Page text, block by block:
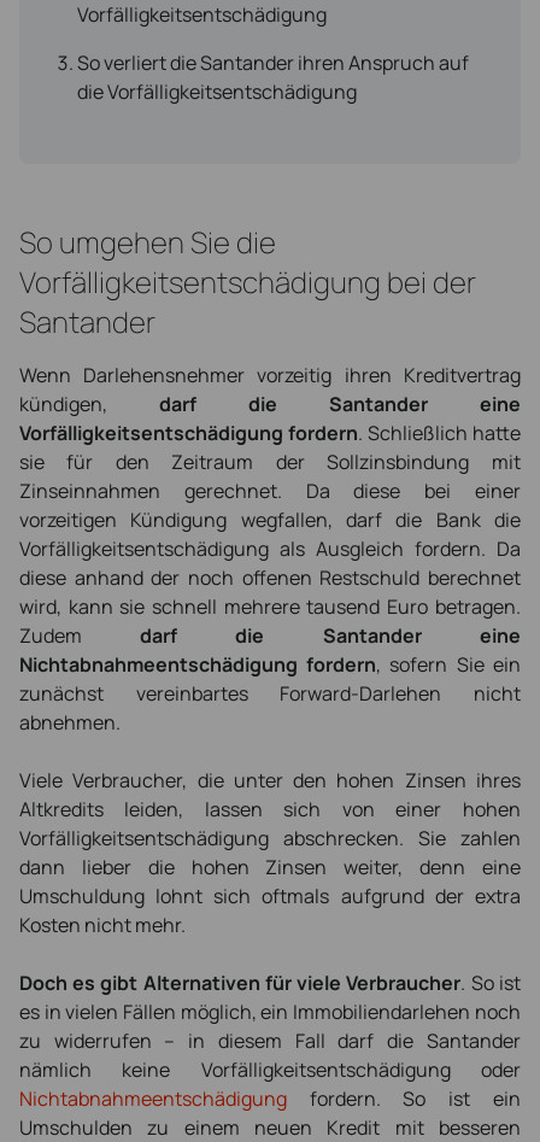
Vorfälligkeitsentschädigung
So verliert die Santander ihren Anspruch auf
die Vorfälligkeitsentschädigung
So umgehen Sie die
Vorfälligkeitsentschädigung bei der
Santander
Wenn Darlehensnehmer vorzeitig ihren Kreditvertrag
kündigen, darf die Santander eine
Vorfälligkeitsentschädigung fordern. Schließlich hatte
sie für den Zeitraum der Sollzinsbindung mit
Zinseinnahmen gerechnet. Da diese bei einer
vorzeitigen Kündigung wegfallen, darf die Bank die
Vorfälligkeitsentschädigung als Ausgleich fordern. Da
diese anhand der noch offenen Restschuld berechnet
wird, kann sie schnell mehrere tausend Euro betragen.
Zudemdarf die Santander eine
Nichtabnahmeentschädigung fordern, sofern Sie ein
zunächst vereinbartes Forward-Darlehen nicht
abnehmen.
Viele Verbraucher, die unter den hohen Zinsen ihres
Altkredits leiden, lassen sich von einer hohen
Vorfälligkeitsentschädigung abschrecken. Sie zahlen
dann lieber die hohen Zinsen weiter, denn eine
Umschuldung lohnt sich oftmals aufgrund der extra
Kosten nicht mehr.
Doch es gibt Alternativen für viele Verbraucher. So ist
es in vielen Fällen möglich, ein Immobiliendarlehen noch
zu widerrufen – in diesem Fall darf die Santander
nämlich keine Vorfälligkeitsentschädigung oder
Nichtabnahmeentschädigung fordern. So ist ein
Umschulden zu einem neuen Kredit mit besseren